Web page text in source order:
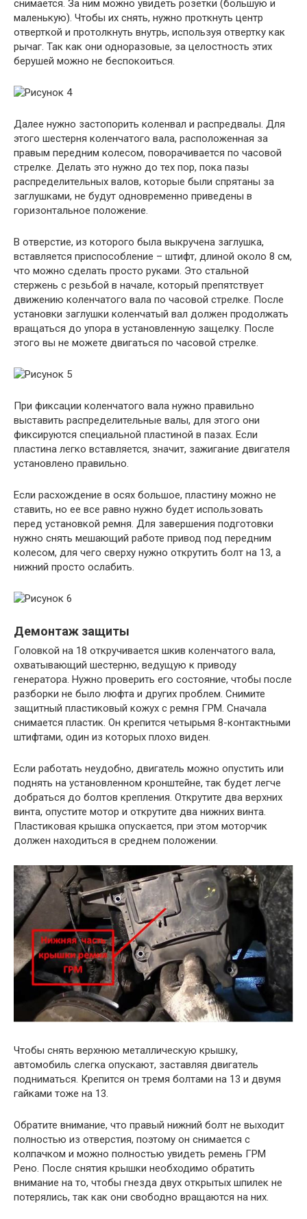
снимается. За ним можно увидеть розетки (большую и
маленькую). Чтобы их снять, нужно проткнуть центр
отверткой и протолкнуть внутрь, используя отвертку как
рычаг. Так как они одноразовые, за целостность этих
берушей можно не беспокоиться.
Далее нужно застопорить коленвал и распредвалы. Для
этого шестерня коленчатого вала, расположенная за
правым передним колесом, поворачивается по часовой
стрелке. Делать это нужно до тех пор, пока пазы
распределительных валов, которые были спрятаны за
заглушками, не будут одновременно приведены в
горизонтальное положение.
В отверстие, из которого была выкручена заглушка,
вставляется приспособление – штифт, длиной около 8 см,
что можно сделать просто руками. Это стальной
стержень с резьбой в начале, который препятствует
движению коленчатого вала по часовой стрелке. После
установки заглушки коленчатый вал должен продолжать
вращаться до упора в установленную защелку. После
этого вы не можете двигаться по часовой стрелке.
При фиксации коленчатого вала нужно правильно
выставить распределительные валы, для этого они
фиксируются специальной пластиной в пазах. Если
пластина легко вставляется, значит, зажигание двигателя
установлено правильно.
Если расхождение в осях большое, пластину можно не
ставить, но ее все равно нужно будет использовать
перед установкой ремня. Для завершения подготовки
нужно снять мешающий работе привод под передним
колесом, для чего сверху нужно открутить болт на 13, а
нижний просто ослабить.
Демонтаж защиты
Головкой на 18 откручивается шкив коленчатого вала,
охватывающий шестерню, ведущую к приводу
генератора. Нужно проверить его состояние, чтобы после
разборки не было люфта и других проблем. Снимите
защитный пластиковый кожух с ремня ГРМ. Сначала
снимается пластик. Он крепится четырьмя 8-контактными
штифтами, один из которых плохо виден.
Если работать неудобно, двигатель можно опустить или
поднять на установленном кронштейне, так будет легче
добраться до болтов крепления. Открутите два верхних
винта, опустите мотор и открутите два нижних винта.
Пластиковая крышка опускается, при этом моторчик
должен находиться в среднем положении.
Чтобы снять верхнюю металлическую крышку,
автомобиль слегка опускают, заставляя двигатель
подниматься. Крепится он тремя болтами на 13 и двумя
гайками тоже на 13.
Обратите внимание, что правый нижний болт не выходит
полностью из отверстия, поэтому он снимается с
колпачком и можно полностью увидеть ремень ГРМ
Рено. После снятия крышки необходимо обратить
внимание на то, чтобы гнезда двух открытых шпилек не
потерялись, так как они свободно вращаются на них.